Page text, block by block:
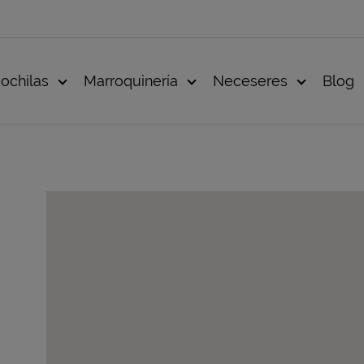
Marroquinería Neceseres Blog